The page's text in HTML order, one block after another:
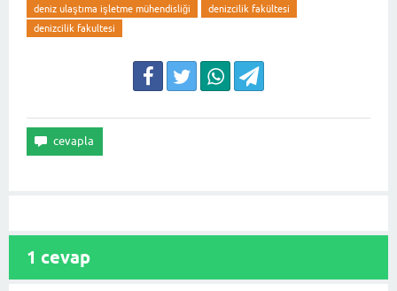
deniz ulaştıma işletme mühendisliği
denizcilik fakültesi
denizcilik fakultesi
1 cevap